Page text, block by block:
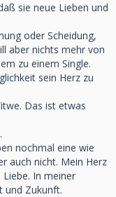
sie neue Lieben und
oder Scheidung,
aber nichts mehr von
zu einem Single.
sein Herz zu
Das ist etwas
nochmal eine wie
auch nicht. Mein Herz
In meiner
und Zukunft.